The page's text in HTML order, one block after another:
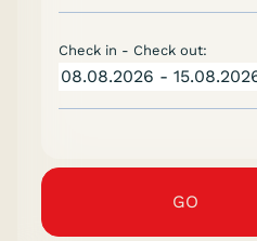
Check in - Check out:
GO